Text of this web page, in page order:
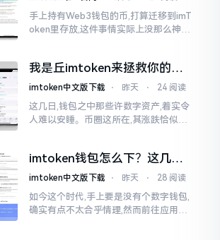
手上持有Web3钱包的币,打算迁移到imT
oken里存放,这件事情实际上没那么神秘
我是丘imtoken来拯救你的钱
包
imtoken中文版下载 ⋅ 昨天 ⋅ 24 阅读
这几日,钱包之中那些许数字资产,着实令
人难以安睡。币圈这所在,其涨跌恰似翻
堆币
imtoken钱包怎么下？这几种
靠谱路子别走歪
imtoken中文版下载 ⋅ 昨天 ⋅ 28 阅读
如今这个时代,手上要是没有个数字钱包,
确实有点不太合乎情理,然而前往应用商